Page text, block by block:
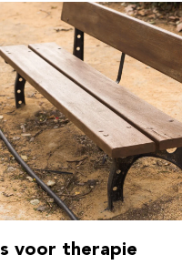
voor therapie